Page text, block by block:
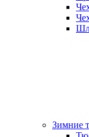
Зимние